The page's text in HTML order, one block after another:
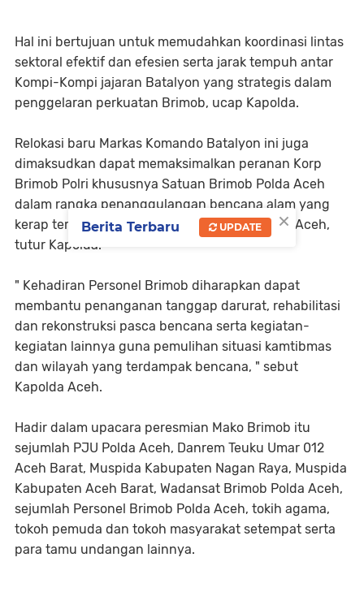
Hal ini bertujuan untuk memudahkan koordinasi lintas
sektoral efektif dan efesien serta jarak tempuh antar
Kompi-Kompi jajaran Batalyon yang strategis dalam
penggelaran perkuatan Brimob, ucap Kapolda.
Relokasi baru Markas Komando Batalyon ini juga
dimaksudkan dapat memaksimalkan peranan Korp
Brimob Polri khususnya Satuan Brimob Polda Aceh
dalam rangka penanggulangan bencana alam yang
kerap terjadi di wilayah barat selatan Provinsi Aceh,
tutur Kapolda.
" Kehadiran Personel Brimob diharapkan dapat
membantu penanganan tanggap darurat, rehabilitasi
dan rekonstruksi pasca bencana serta kegiatan-
kegiatan lainnya guna pemulihan situasi kamtibmas
dan wilayah yang terdampak bencana, " sebut
Kapolda Aceh.
Hadir dalam upacara peresmian Mako Brimob itu
sejumlah PJU Polda Aceh, Danrem Teuku Umar 012
Aceh Barat, Muspida Kabupaten Nagan Raya, Muspida
Kabupaten Aceh Barat, Wadansat Brimob Polda Aceh,
sejumlah Personel Brimob Polda Aceh, tokih agama,
tokoh pemuda dan tokoh masyarakat setempat serta
para tamu undangan lainnya.
×
Berita Terbaru UPDATE